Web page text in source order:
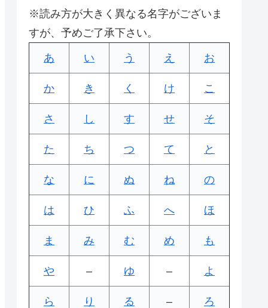
※読み方が大きく異なる名字がございま
すが、予めご了承下さい。
あ い う え お
か き く け こ
さ し す せ そ
た ち つ て と
な に ぬ ね の
は ひ ふ へ ほ
ま み む め も
や – ゆ – よ
ら り る – ろ